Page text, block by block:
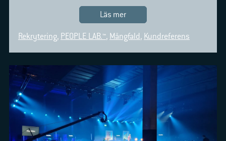
Läs mer
Rekrytering, PEOPLE LAB.™, Mångfald, Kundreferens